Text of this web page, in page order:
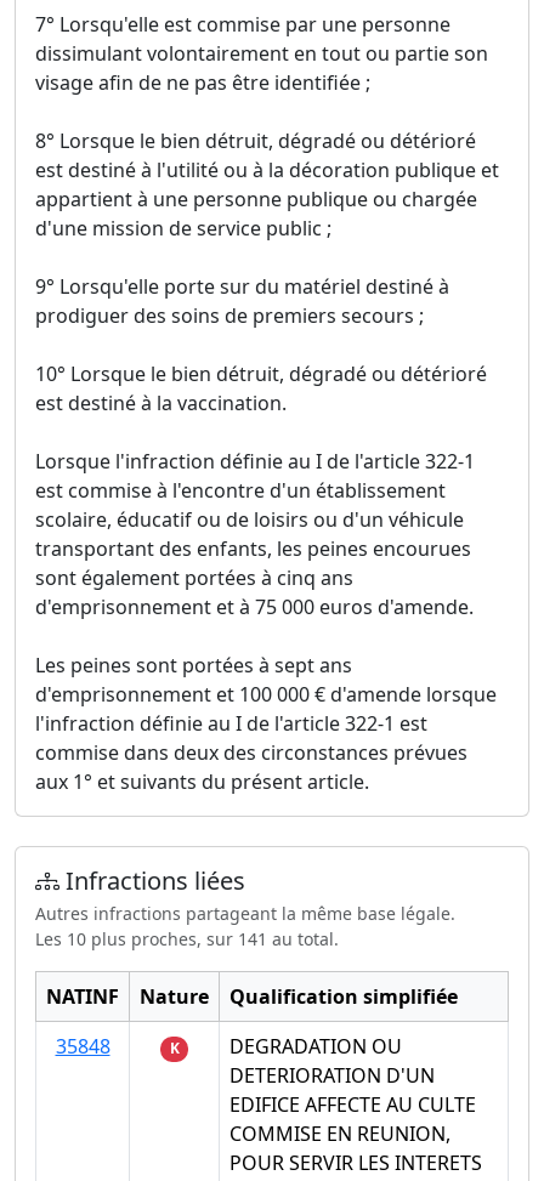
7° Lorsqu'elle est commise par une personne
dissimulant volontairement en tout ou partie son
visage afin de ne pas être identifiée ;
8° Lorsque le bien détruit, dégradé ou détérioré
est destiné à l'utilité ou à la décoration publique et
appartient à une personne publique ou chargée
d'une mission de service public ;
9° Lorsqu'elle porte sur du matériel destiné à
prodiguer des soins de premiers secours ;
10° Lorsque le bien détruit, dégradé ou détérioré
est destiné à la vaccination.
Lorsque l'infraction définie au I de l'article 322-1
est commise à l'encontre d'un établissement
scolaire, éducatif ou de loisirs ou d'un véhicule
transportant des enfants, les peines encourues
sont également portées à cinq ans
d'emprisonnement et à 75 000 euros d'amende.
Les peines sont portées à sept ans
d'emprisonnement et 100 000 € d'amende lorsque
l'infraction définie au I de l'article 322-1 est
commise dans deux des circonstances prévues
aux 1° et suivants du présent article.
Infractions liées
Autres infractions partageant la même base légale.
Les 10 plus proches, sur 141 au total.
NATINF Nature
Qualification simplifiée
35848
K
DEGRADATION OU
DETERIORATION D'UN
EDIFICE AFFECTE AU CULTE
COMMISE EN REUNION,
POUR SERVIR LES INTERETS